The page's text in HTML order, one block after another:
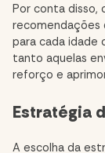
Por conta disso,
recomendações
para cada idade
tanto aquelas
reforço e
Estratégia
A escolha da